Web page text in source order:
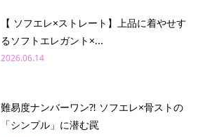
【 ソフエレ×ストレート】上品に着やせす
るソフトエレガント×...
2026.06.14
難易度ナンバーワン⁈ ソフエレ×骨ストの
「シンプル」に潜む罠